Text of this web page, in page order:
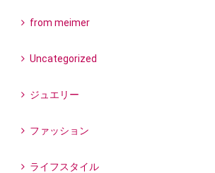
from meimer
Uncategorized
ジュエリー
ファッション
ライフスタイル